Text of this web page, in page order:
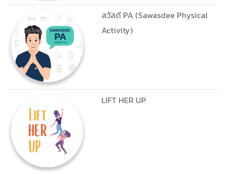
สวัสดี PA (Sawasdee Physical
Activity)
LIFT HER UP